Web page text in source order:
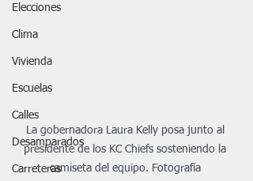
Elecciones
Clima
Vivienda
Escuelas
Calles
Desamparados
Carreteras
La gobernadora Laura Kelly posa junto al
presidente de los KC Chiefs sosteniendo la
camiseta del equipo. Fotografía